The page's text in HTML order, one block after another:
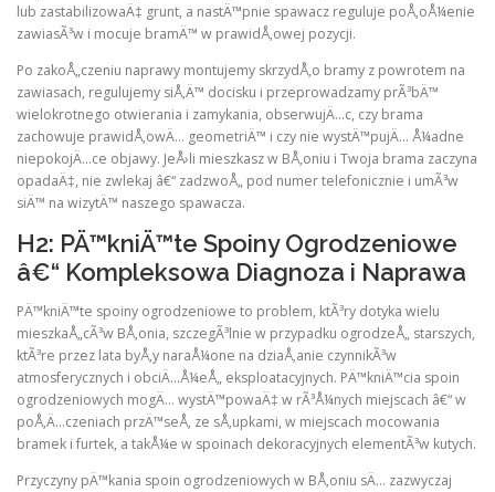
lub zastabilizowaÄ‡ grunt, a nastÄ™pnie spawacz reguluje poÅ‚oÅ¼enie
zawiasÃ³w i mocuje bramÄ™ w prawidÅ‚owej pozycji.
Po zakoÅ„czeniu naprawy montujemy skrzydÅ‚o bramy z powrotem na
zawiasach, regulujemy siÅ‚Ä™ docisku i przeprowadzamy prÃ³bÄ™
wielokrotnego otwierania i zamykania, obserwujÄ…c, czy brama
zachowuje prawidÅ‚owÄ… geometriÄ™ i czy nie wystÄ™pujÄ… Å¼adne
niepokojÄ…ce objawy. JeÅ›li mieszkasz w BÅ‚oniu i Twoja brama zaczyna
opadaÄ‡, nie zwlekaj â€“ zadzwoÅ„ pod numer telefonicznie i umÃ³w
siÄ™ na wizytÄ™ naszego spawacza.
H2: PÄ™kniÄ™te Spoiny Ogrodzeniowe
â€“ Kompleksowa Diagnoza i Naprawa
PÄ™kniÄ™te spoiny ogrodzeniowe to problem, ktÃ³ry dotyka wielu
mieszkaÅ„cÃ³w BÅ‚onia, szczegÃ³lnie w przypadku ogrodzeÅ„ starszych,
ktÃ³re przez lata byÅ‚y naraÅ¼one na dziaÅ‚anie czynnikÃ³w
atmosferycznych i obciÄ…Å¼eÅ„ eksploatacyjnych. PÄ™kniÄ™cia spoin
ogrodzeniowych mogÄ… wystÄ™powaÄ‡ w rÃ³Å¼nych miejscach â€“ w
poÅ‚Ä…czeniach przÄ™seÅ‚ ze sÅ‚upkami, w miejscach mocowania
bramek i furtek, a takÅ¼e w spoinach dekoracyjnych elementÃ³w kutych.
Przyczyny pÄ™kania spoin ogrodzeniowych w BÅ‚oniu sÄ… zazwyczaj